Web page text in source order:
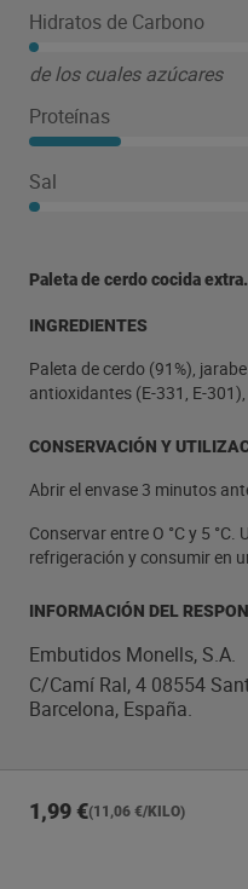
Hidratos de Carbono
de los cuales azúcares
Proteínas
Sal
Paleta de cerdo cocida extra.
INGREDIENTES
Paleta de cerdo (91%),
antioxidantes (E-331, E-
CONSERVACIÓN Y
Abrir el envase 3 minutos
Conservar entre O °C y 5
refrigeración y consumir en
INFORMACIÓN DEL
Embutidos Monells, S.A.
C/Camí Ral, 4 08554
Barcelona, España.
1,99 €(11,06 €/KILO)